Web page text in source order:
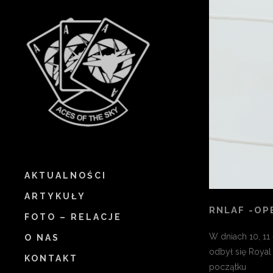
AKTUALNOŚCI
ARTYKUŁY
FOTO – RELACJE
O NAS
KONTAKT
RNLAF -
W dniach 10,
odbył się
początku